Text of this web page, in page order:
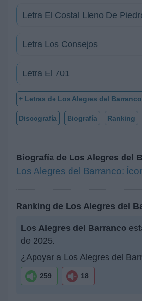
Letra El Costal Lleno De
Letra Los Consejos
Letra El 701
+ Letras de Los Alegres del Barranco
Discografía Biografía Ranking
Biografía de Los Alegres del
Los Alegres del Barranco:
Ranking de Los Alegres del
Los Alegres del Barranco
de 2025.
¿Apoyar a Los Alegres del
259 18